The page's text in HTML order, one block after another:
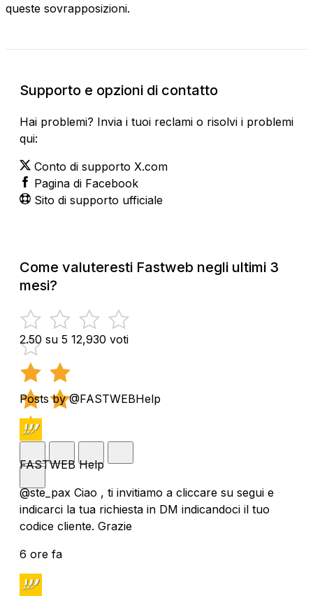
queste sovrapposizioni.
Supporto e opzioni di contatto
Hai problemi? Invia i tuoi reclami o risolvi i problemi
qui:
Conto di supporto X.com
Pagina di Facebook
Sito di supporto ufficiale
Come valuteresti Fastweb negli ultimi 3
mesi?
2.50 su 5 12,930 voti
Posts by @FASTWEBHelp
FASTWEB Help
@ste_pax Ciao , ti invitiamo a cliccare su segui e
indicarci la tua richiesta in DM indicandoci il tuo
codice cliente. Grazie
6 ore fa